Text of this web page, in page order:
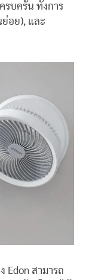
รบครัน ทั้งการ
ย่อย), และ
Edon สามารถ